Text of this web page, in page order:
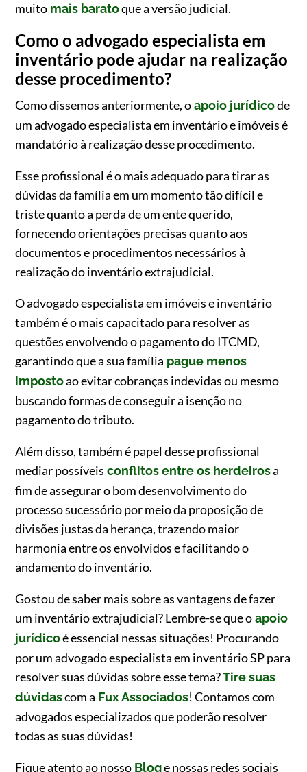
muito mais baratoque a versão judicial.
Como o advogado especialista em
inventário pode ajudar na realização
desse procedimento?
Como dissemos anteriormente, oapoio jurídicode
um advogado especialista em inventário e imóveis é
mandatório à realização desse procedimento.
Esse profissional é o mais adequado para tirar as
dúvidas da família em um momento tão difícil e
triste quanto a perda de um ente querido,
fornecendo orientações precisas quanto aos
documentos e procedimentos necessários à
realização do inventário extrajudicial.
O advogado especialista em imóveis e inventário
também é o mais capacitado para resolver as
questões envolvendo o pagamento do ITCMD,
garantindo que a sua família pague menos
impostoao evitar cobranças indevidas ou mesmo
buscando formas de conseguir a isenção no
pagamento do tributo.
Além disso, também é papel desse profissional
mediar possíveis conflitos entre os herdeirosa
fim de assegurar o bom desenvolvimento do
processo sucessório por meio da proposição de
divisões justas da herança, trazendo maior
harmonia entre os envolvidos e facilitando o
andamento do inventário.
Gostou de saber mais sobre as vantagens de fazer
um inventário extrajudicial? Lembre-se que oapoio
jurídicoé essencial nessas situações! Procurando
por um advogado especialista em inventário SP para
resolver suas dúvidas sobre esse tema?Tire suas
dúvidascom a Fux Associados! Contamos com
advogados especializados que poderão resolver
todas as suas dúvidas!
Fique atento ao nosso Bloge nossas redes sociais